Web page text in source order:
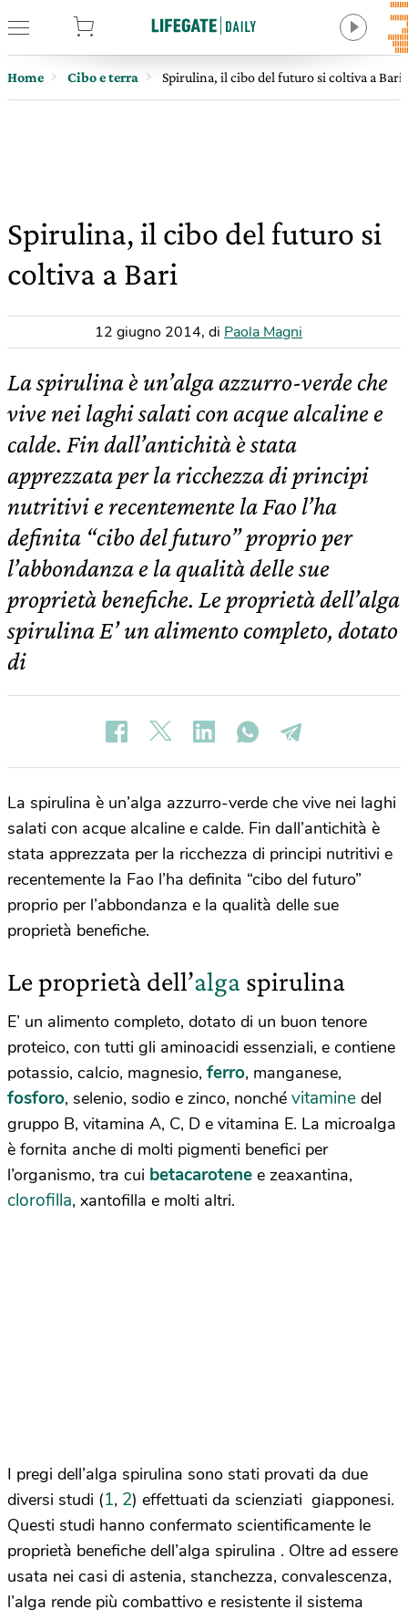
Home Cibo e terra Spirulina, il cibo del futuro si coltiva a Bari
Spirulina, il cibo del futuro si
coltiva a Bari
12 giugno 2014, di Paola Magni
La spirulina è un’alga azzurro-verde che
vive nei laghi salati con acque alcaline e
calde. Fin dall’antichità è stata
apprezzata per la ricchezza di principi
nutritivi e recentemente la Fao l’ha
definita “cibo del futuro” proprio per
l’abbondanza e la qualità delle sue
proprietà benefiche. Le proprietà dell’alga
spirulina E’ un alimento completo, dotato
di
La spirulina è un’alga azzurro-verde che vive nei laghi
salati con acque alcaline e calde. Fin dall’antichità è
stata apprezzata per la ricchezza di principi nutritivi e
recentemente la Fao l’ha definita “cibo del futuro”
proprio per l’abbondanza e la qualità delle sue
proprietà benefiche.
Le proprietà dell’alga spirulina
E’ un alimento completo, dotato di un buon tenore
proteico, con tutti gli aminoacidi essenziali, e contiene
potassio, calcio, magnesio, ferro, manganese,
fosforo, selenio, sodio e zinco, nonché vitamine del
gruppo B, vitamina A, C, D e vitamina E. La microalga
è fornita anche di molti pigmenti benefici per
l’organismo, tra cui betacarotene e zeaxantina,
clorofilla, xantofilla e molti altri.
I pregi dell’alga spirulina sono stati provati da due
diversi studi (1, 2) effettuati da scienziati giapponesi.
Questi studi hanno confermato scientificamente le
proprietà benefiche dell’alga spirulina . Oltre ad essere
usata nei casi di astenia, stanchezza, convalescenza,
l’alga rende più combattivo e resistente il sistema